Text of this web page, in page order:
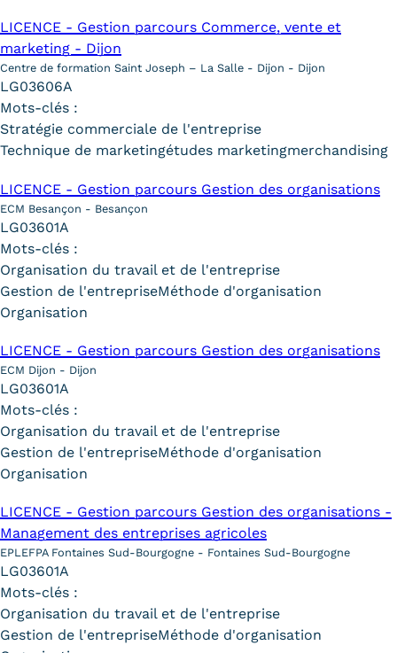
Qualiopi
Le Cnam ICSV
Erasmus
Règlement intérieur
Infos élèves
Tarifs
Infos entreprises
Accueillir un alternant ?
Taxe d'apprentissage
Infos enseignants
Être enseignant au Cnam
Infos partenaires
Liste des partenaires
LICENCE - Gestion parcours Commerce, vente et
marketing - Dijon
Centre de formation Saint Joseph – La Salle - Dijon - Dijon
LG03606A
Mots-clés :
Stratégie commerciale de l'entreprise
Technique de marketingétudes marketingmerchandising
LICENCE - Gestion parcours Gestion des organisations
ECM Besançon - Besançon
LG03601A
Mots-clés :
Organisation du travail et de l'entreprise
Gestion de l'entrepriseMéthode d'organisation
Organisation
LICENCE - Gestion parcours Gestion des organisations
ECM Dijon - Dijon
LG03601A
Mots-clés :
Organisation du travail et de l'entreprise
Gestion de l'entrepriseMéthode d'organisation
Organisation
LICENCE - Gestion parcours Gestion des organisations -
Management des entreprises agricoles
EPLEFPA Fontaines Sud-Bourgogne - Fontaines Sud-Bourgogne
LG03601A
Mots-clés :
Organisation du travail et de l'entreprise
Gestion de l'entrepriseMéthode d'organisation